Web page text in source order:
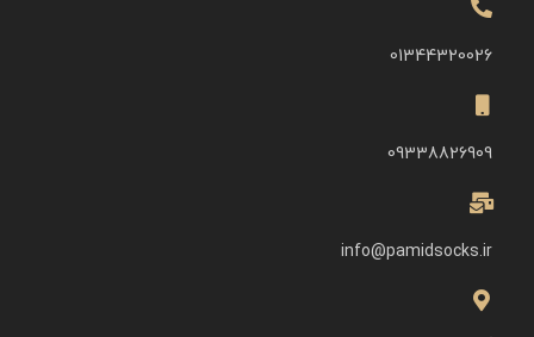
01344320026
09338826909
info@pamidsocks.ir